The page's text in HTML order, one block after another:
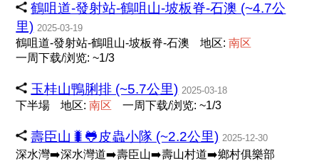
鶴咀道-發射站-鶴咀山-坡板脊-石澳 (~4.7公
里) 2025-03-19
鶴咀道-發射站-鶴咀山-坡板脊-石澳 地区:南区
一周下载/浏览: ~1/3
玉桂山鴨脷排 (~5.7公里) 2025-03-18
下半場 地区:南区 一周下载/浏览: ~1/3
壽臣山🐛🐸皮蟲小隊 (~2.2公里) 2025-12-30
深水灣➡️深水灣道➡️壽臣山➡️壽山村道➡️鄉村俱樂部